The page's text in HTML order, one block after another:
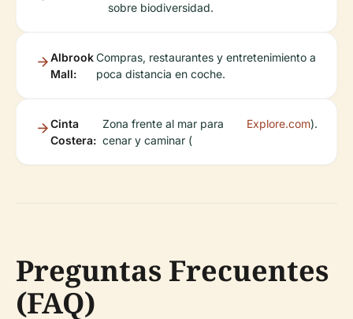
sobre biodiversidad.
Albrook
Mall:
Compras, restaurantes y entretenimiento a
poca distancia en coche.
Cinta
Costera:
Zona frente al mar para
cenar y caminar (
Explore.com).
Preguntas Frecuentes
(FAQ)